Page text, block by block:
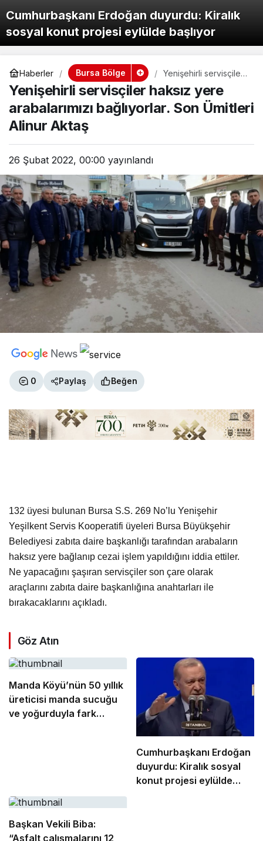
Cumhurbaşkanı Erdoğan duyurdu: Kiralık
sosyal konut projesi eylülde başlıyor
Haberler Bursa Bölge
Yenişehirli servisçiler
haksız yere
arabalarımızı
bağlıyorlar. Son
Ümitleri Alinur Aktaş
Yenişehirli servisçiler haksız yere
arabalarımızı bağlıyorlar. Son Ümitleri
Alinur Aktaş
26 Şubat 2022, 00:00 yayınlandı
0 Paylaş Beğen
132 üyesi bulunan Bursa S.S. 269 No’lu Yenişehir
Yeşilkent Servis Kooperatifi üyeleri Bursa Büyükşehir
Belediyesi zabıta daire başkanlığı tarafından arabaların
haksız yere bağlanıp cezai işlem yapıldığını iddia ettiler.
Ne yapacağını şaşıran servisçiler son çare olarak
araçlarını zabıta daire başkanlığına anahtarları ile
bırakacaklarını açıkladı.
Göz Atın
Manda Köyü’nün 50 yıllık
üreticisi manda sucuğu
ve yoğurduyla fark
Cumhurbaşkanı Erdoğan
duyurdu: Kiralık sosyal
konut projesi eylülde
Başkan Vekili Biba:
“Asfalt çalışmalarını 12